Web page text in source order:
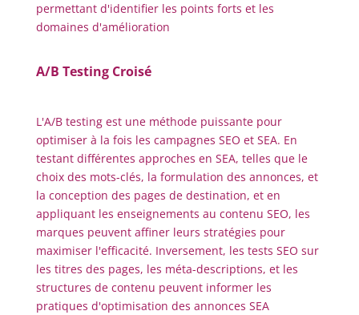
permettant d'identifier les points forts et les
domaines d'amélioration
A/B Testing Croisé
L'A/B testing est une méthode puissante pour
optimiser à la fois les campagnes SEO et SEA. En
testant différentes approches en SEA, telles que le
choix des mots-clés, la formulation des annonces, et
la conception des pages de destination, et en
appliquant les enseignements au contenu SEO, les
marques peuvent affiner leurs stratégies pour
maximiser l'efficacité. Inversement, les tests SEO sur
les titres des pages, les méta-descriptions, et les
structures de contenu peuvent informer les
pratiques d'optimisation des annonces SEA